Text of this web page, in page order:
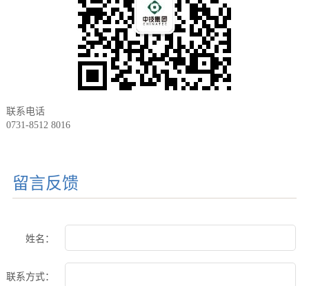
联系电话
0731-8512 8016
留言反馈
姓名：
联系方式：